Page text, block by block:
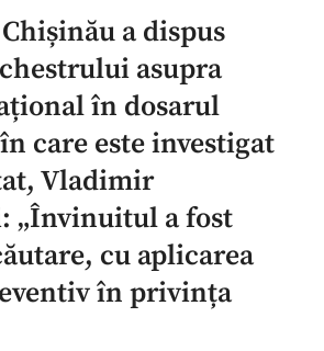
Special
a dispus
asupra
în dosarul
care este investigat
Vladimir
„Învinuitul a fost
cu aplicarea
în privința